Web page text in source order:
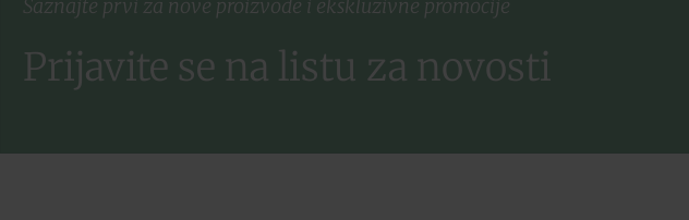
Saznajte prvi za nove proizvode i ekskluzivne promocije
Prijavite se na listu za novosti